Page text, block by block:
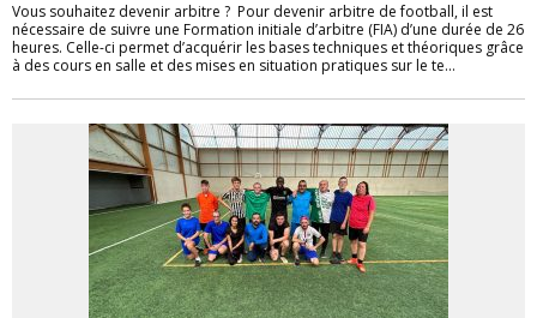
Vous souhaitez devenir arbitre ? Pour devenir arbitre de football, il est
nécessaire de suivre une Formation initiale d’arbitre (FIA) d’une durée de 26
heures. Celle-ci permet d’acquérir les bases techniques et théoriques grâce
à des cours en salle et des mises en situation pratiques sur le te...